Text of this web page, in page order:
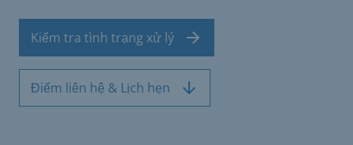
Kiểm tra tình trạng xử lý
Điểm liên hệ & Lịch hẹn